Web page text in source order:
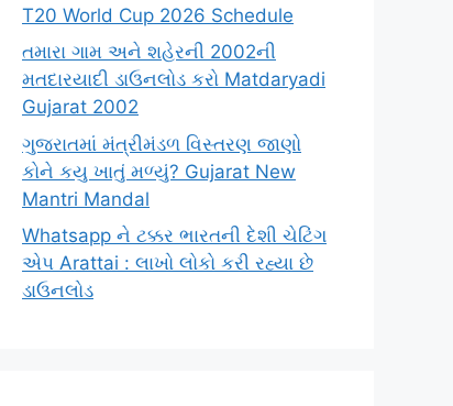
T20 World Cup 2026 Schedule
તમારા ગામ અને શહેરની 2002ની
મતદારયાદી ડાઉનલોડ કરો Matdaryadi
Gujarat 2002
ગુજરાતમાં મંત્રીમંડળ વિસ્તરણ જાણો
કોને કયુ ખાતું મળ્યું? Gujarat New
Mantri Mandal
Whatsapp ને ટક્કર ભારતની દેશી ચેટિંગ
એપ Arattai : લાખો લોકો કરી રહ્યા છે
ડાઉનલોડ